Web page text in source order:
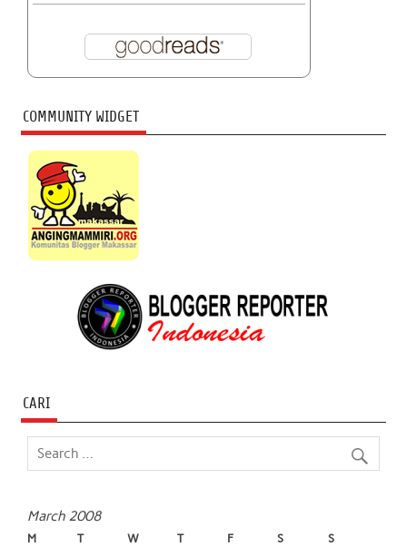
COMMUNITY WIDGET
CARI
March 2008
M T W T F S S